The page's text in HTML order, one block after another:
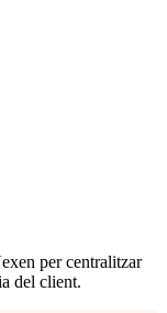
per centralitzar
del client.